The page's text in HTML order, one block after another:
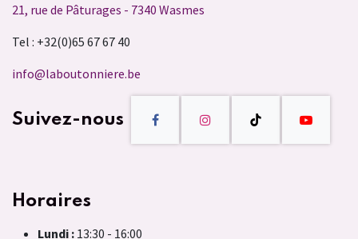
21, rue de Pâturages - 7340 Wasmes
Tel : +32(0)65 67 67 40
info@laboutonniere.be
Suivez-nous
Horaires
Lundi : 13:30 - 16:00